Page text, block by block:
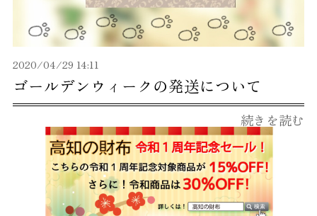
ゴールデンウィークの発送について
2020/04/29 14:11
続きを読む